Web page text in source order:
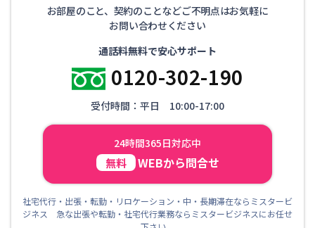
お部屋のこと、契約のことなどご不明点はお気軽に
お問い合わせください
通話料無料で安心サポート
0120-302-190
受付時間：平日 10:00-17:00
24時間365日対応中
無料 WEBから問合せ
社宅代行・出張・転勤・リロケーション・中・長期滞在ならミスタービ
ジネス 急な出張や転勤・社宅代行業務ならミスタービジネスにお任せ